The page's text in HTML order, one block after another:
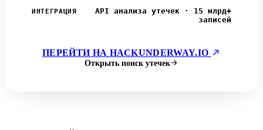
ИНТЕГРАЦИЯ
API анализа утечек · 15 млрд+
записей
ПЕРЕЙТИ НА HACKUNDERWAY.IO
Открыть поиск утечек